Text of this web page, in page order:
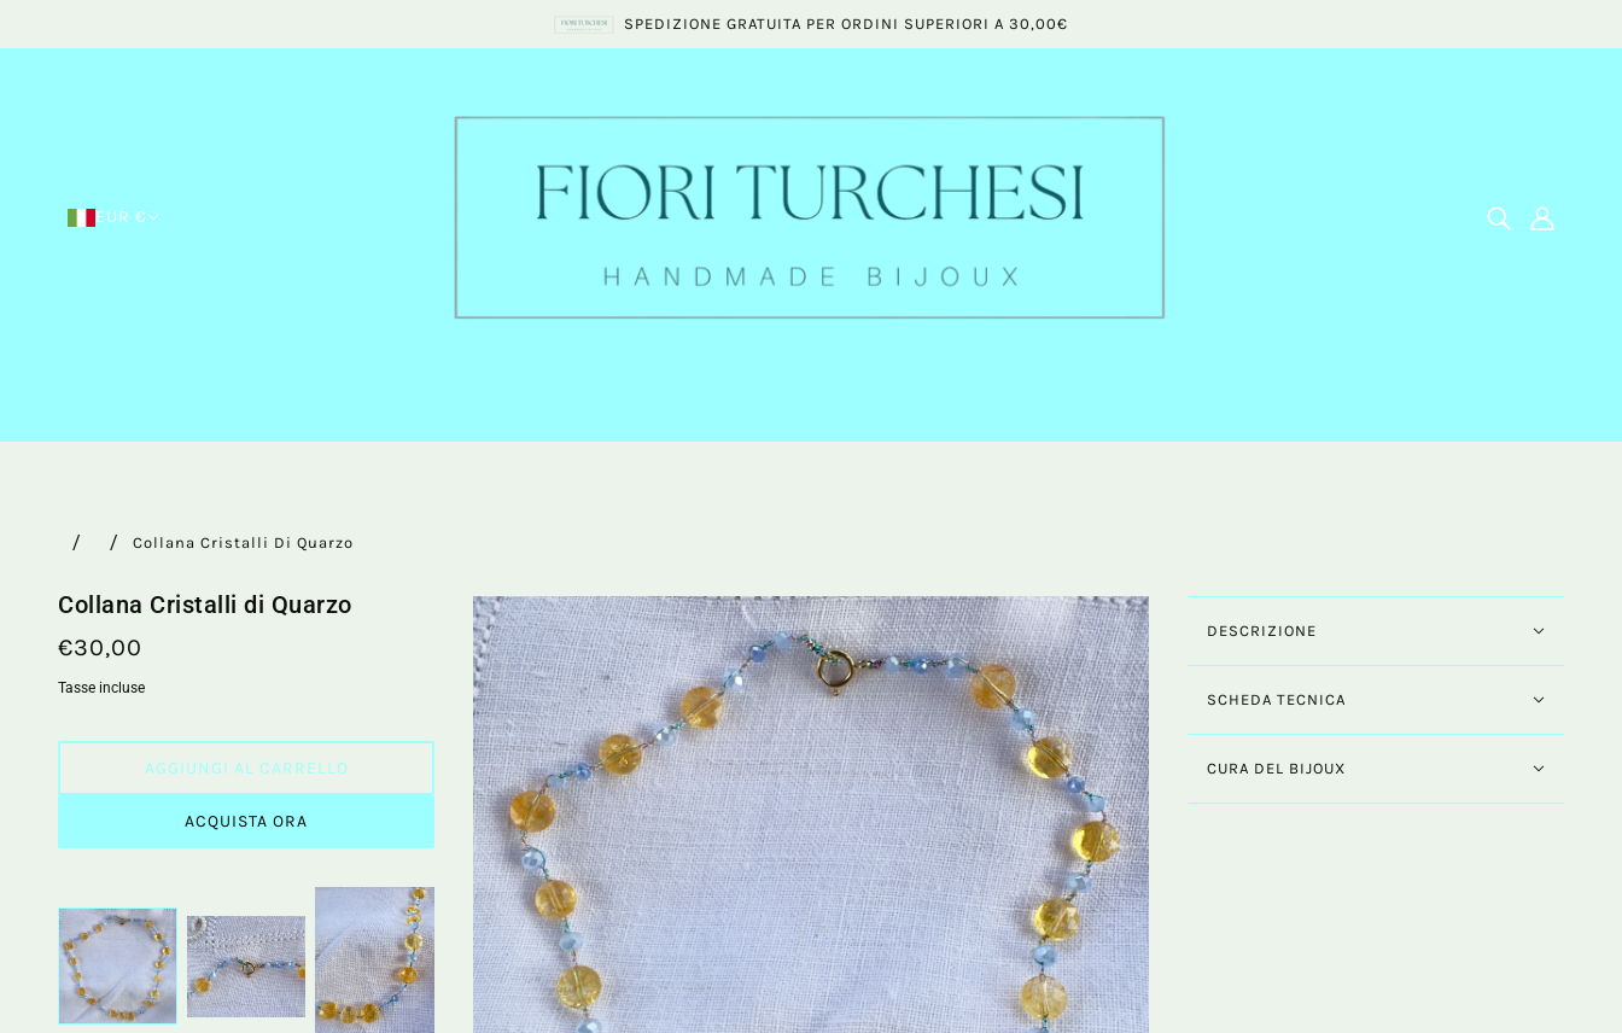
SPEDIZIONE GRATUITA PER ORDINI SUPERIORI A 30,00€
EUR €
Collana Cristalli Di Quarzo
Collana Cristalli di Quarzo
€30,00
Tasse incluse
AGGIUNGI AL CARRELLO
ACQUISTA ORA
DESCRIZIONE
SCHEDA TECNICA
CURA DEL BIJOUX